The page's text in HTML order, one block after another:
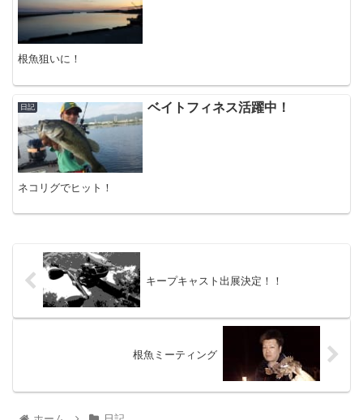
根魚狙いに！
日記 ベイトフィネス活躍中！
ネコリグでヒット！
キープキャスト出展決定！！
根魚ミーティング